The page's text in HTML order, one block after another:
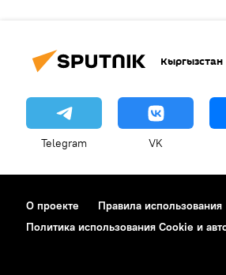
Кыргызстан
Telegram VK
О проекте Правила использования
Политика использования Cookie и